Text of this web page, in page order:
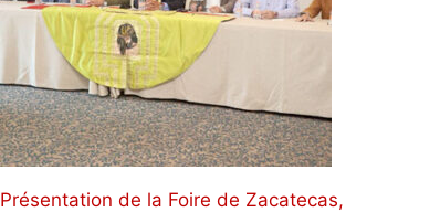
Présentation de la Foire de Zacatecas,